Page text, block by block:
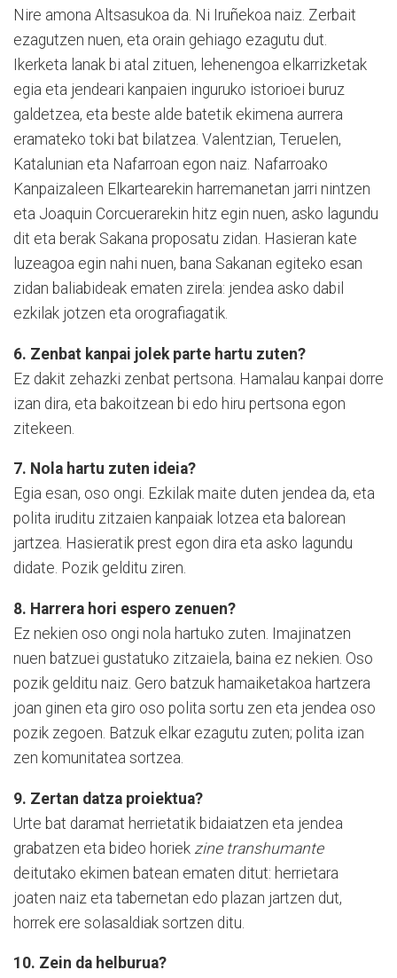
Nire amona Altsasukoa da. Ni Iruñekoa naiz. Zerbait
ezagutzen nuen, eta orain gehiago ezagutu dut.
Ikerketa lanak bi atal zituen, lehenengoa elkarrizketak
egia eta jendeari kanpaien inguruko istorioei buruz
galdetzea, eta beste alde batetik ekimena aurrera
eramateko toki bat bilatzea. Valentzian, Teruelen,
Katalunian eta Nafarroan egon naiz. Nafarroako
Kanpaizaleen Elkartearekin harremanetan jarri nintzen
eta Joaquin Corcuerarekin hitz egin nuen, asko lagundu
dit eta berak Sakana proposatu zidan. Hasieran kate
luzeagoa egin nahi nuen, bana Sakanan egiteko esan
zidan baliabideak ematen zirela: jendea asko dabil
ezkilak jotzen eta orografiagatik.
6. Zenbat kanpai jolek parte hartu zuten?
Ez dakit zehazki zenbat pertsona. Hamalau kanpai dorre
izan dira, eta bakoitzean bi edo hiru pertsona egon
zitekeen.
7. Nola hartu zuten ideia?
Egia esan, oso ongi. Ezkilak maite duten jendea da, eta
polita iruditu zitzaien kanpaiak lotzea eta balorean
jartzea. Hasieratik prest egon dira eta asko lagundu
didate. Pozik gelditu ziren.
8. Harrera hori espero zenuen?
Ez nekien oso ongi nola hartuko zuten. Imajinatzen
nuen batzuei gustatuko zitzaiela, baina ez nekien. Oso
pozik gelditu naiz. Gero batzuk hamaiketakoa hartzera
joan ginen eta giro oso polita sortu zen eta jendea oso
pozik zegoen. Batzuk elkar ezagutu zuten; polita izan
zen komunitatea sortzea.
9. Zertan datza proiektua?
Urte bat daramat herrietatik bidaiatzen eta jendea
grabatzen eta bideo horiek zine transhumante
deitutako ekimen batean ematen ditut: herrietara
joaten naiz eta tabernetan edo plazan jartzen dut,
horrek ere solasaldiak sortzen ditu.
10. Zein da helburua?